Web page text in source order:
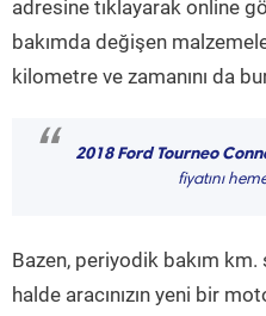
adresine tıklayarak online
bakımda değişen
kilometre ve zamanını da
“ 2018 Ford Tourneo
fiyatını
Bazen, periyodik bakım
halde aracınızın yeni bir